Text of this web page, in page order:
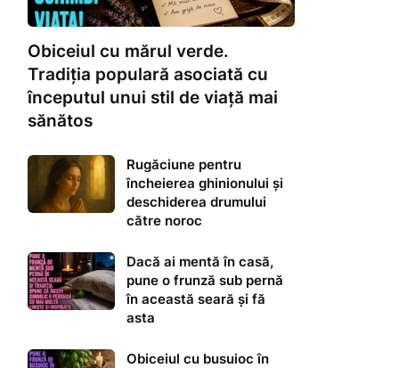
Obiceiul cu mărul verde.
Tradiția populară asociată cu
începutul unui stil de viață mai
sănătos
Rugăciune pentru
încheierea ghinionului și
deschiderea drumului
către noroc
Dacă ai mentă în casă,
pune o frunză sub pernă
în această seară și fă
asta
Obiceiul cu busuioc în